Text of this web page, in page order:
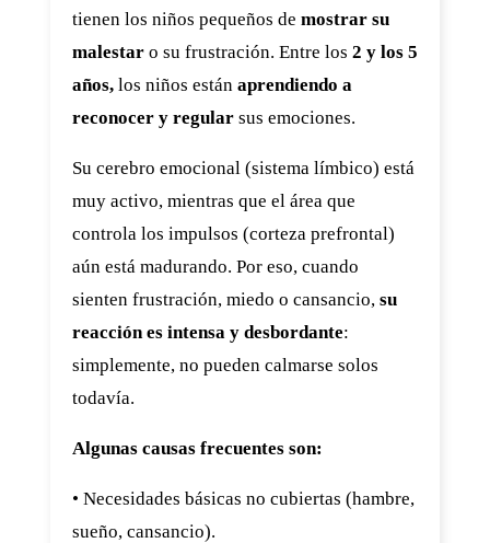
tienen los niños pequeños de mostrar su
malestar o su frustración. Entre los 2 y los 5
años, los niños están aprendiendo a
reconocer y regular sus emociones.
Su cerebro emocional (sistema límbico) está
muy activo, mientras que el área que
controla los impulsos (corteza prefrontal)
aún está madurando. Por eso, cuando
sienten frustración, miedo o cansancio, su
reacción es intensa y desbordante:
simplemente, no pueden calmarse solos
todavía.
Algunas causas frecuentes son:
• Necesidades básicas no cubiertas (hambre,
sueño, cansancio).